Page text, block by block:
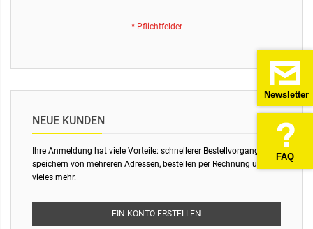
Newsletter
FAQ
NEUE KUNDEN
Ihre Anmeldung hat viele Vorteile: schnellerer Bestellvorgang,
speichern von mehreren Adressen, bestellen per Rechnung und
vieles mehr.
EIN KONTO ERSTELLEN